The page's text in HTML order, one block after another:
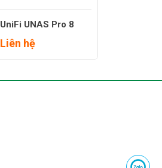
UniFi UNAS Pro 8
Liên hệ